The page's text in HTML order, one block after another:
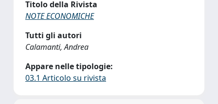
Titolo della Rivista
NOTE ECONOMICHE
Tutti gli autori
Calamanti, Andrea
Appare nelle tipologie:
03.1 Articolo su rivista